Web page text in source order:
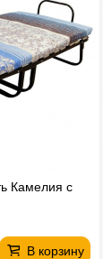
Камелия с
В корзину